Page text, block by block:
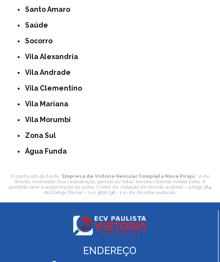
Santo Amaro
Saúde
Socorro
Vila Alexandria
Vila Andrade
Vila Clementino
Vila Mariana
Vila Morumbi
Zona Sul
Água Funda
O conteúdo do texto "Empresa de Vistoria Veicular Completa Nova Piraju" é de
direito reservado. Sua reprodução, parcial ou total, mesmo citando nossos links, é
proibida sem a autorização do autor. Crime de violação de direito autoral – artigo 184
do Código Penal – Lei 9610/98 - Lei de direitos autorais.
ENDEREÇO